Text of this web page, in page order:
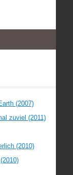
(2007)
zuviel (2011)
(2010)